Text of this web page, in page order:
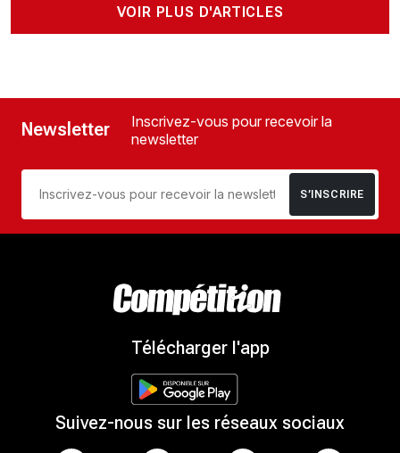
VOIR PLUS D'ARTICLES
Newsletter
Inscrivez-vous pour recevoir la
newsletter
S’INSCRIRE
Télécharger l'app
Suivez-nous sur les réseaux sociaux